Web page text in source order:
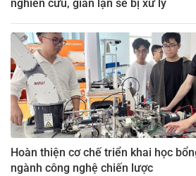
nghiên cứu, gian lận sẽ bị xử lý
Hoàn thiện cơ chế triển khai học
ngành công nghệ chiến lược